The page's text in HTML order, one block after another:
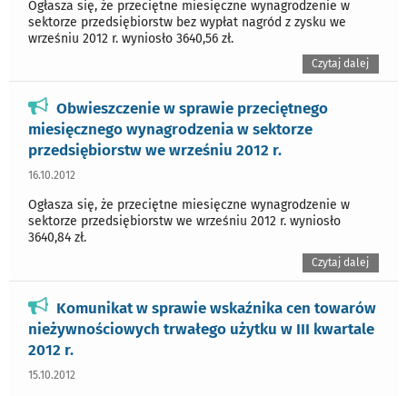
Ogłasza się, że przeciętne miesięczne wynagrodzenie w
sektorze przedsiębiorstw bez wypłat nagród z zysku we
wrześniu 2012 r. wyniosło 3640,56 zł.
Czytaj dalej
Obwieszczenie w sprawie przeciętnego
miesięcznego wynagrodzenia w sektorze
przedsiębiorstw we wrześniu 2012 r.
16.10.2012
Ogłasza się, że przeciętne miesięczne wynagrodzenie w
sektorze przedsiębiorstw we wrześniu 2012 r. wyniosło
3640,84 zł.
Czytaj dalej
Komunikat w sprawie wskaźnika cen towarów
nieżywnościowych trwałego użytku w III kwartale
2012 r.
15.10.2012